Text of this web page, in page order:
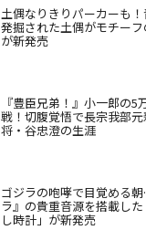
土偶なりきりパーカーも
発掘された土偶がモチー
が新発売
『豊臣兄弟！』小一郎の5
戦！切腹覚悟で長宗我部
将・谷忠澄の生涯
ゴジラの咆哮で目覚める
ラ』の貴重音源を搭載し
し時計」が新発売